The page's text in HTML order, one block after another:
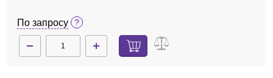
По запросу